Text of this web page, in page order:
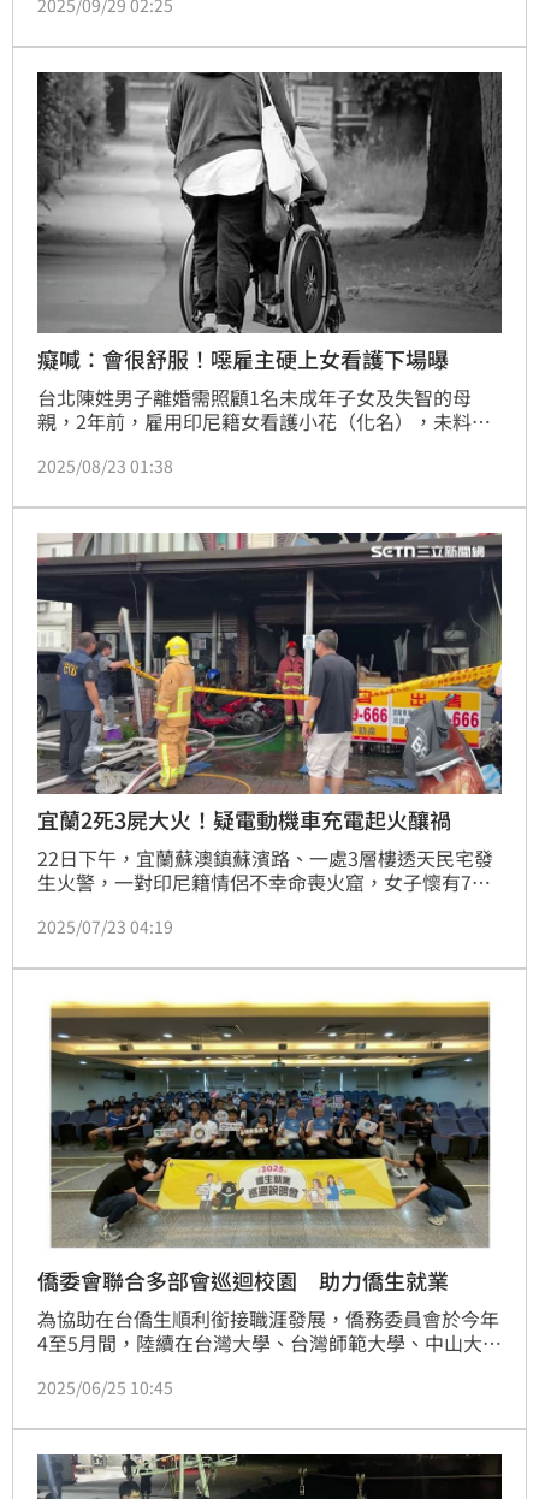
呼吸心跳，目前正持續將人運送下山。
2025/09/29 02:25
癡喊：會很舒服！噁雇主硬上女看護下場曝
台北陳姓男子離婚需照顧1名未成年子女及失智的母
親，2年前，雇用印尼籍女看護小花（化名），未料，
強制性交未遂，事後挨告，陳男賠償30萬元達成調解，
年，緩刑期間付保護管束，可上訴。
2025/08/23 01:38
宜蘭2死3屍大火！疑電動機車充電起火釀禍
22日下午，宜蘭蘇澳鎮蘇濱路、一處3層樓透天民宅發
生火警，一對印尼籍情侶不幸命喪火窟，女子懷有7個
火場，發現1樓停業的快炒店門口內外，停放了5台電動
2025/07/23 04:19
僑委會聯合多部會巡迴校園 助力僑生就業
為協助在台僑生順利銜接職涯發展，僑務委員會於今年
4至5月間，陸續在台灣大學、台灣師範大學、中山大
業巡迴說明會」，吸引逾400位來自印尼、越南、馬來
度關注與實質需求。
2025/06/25 10:45